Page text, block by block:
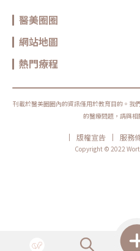
醫美圈圈
網站地圖
熱門療程
刊載於醫美圈圈內的資訊僅用於教育目的。我
的醫療問題，請與
| 版權宣告 | 服務
Copyright © 2022